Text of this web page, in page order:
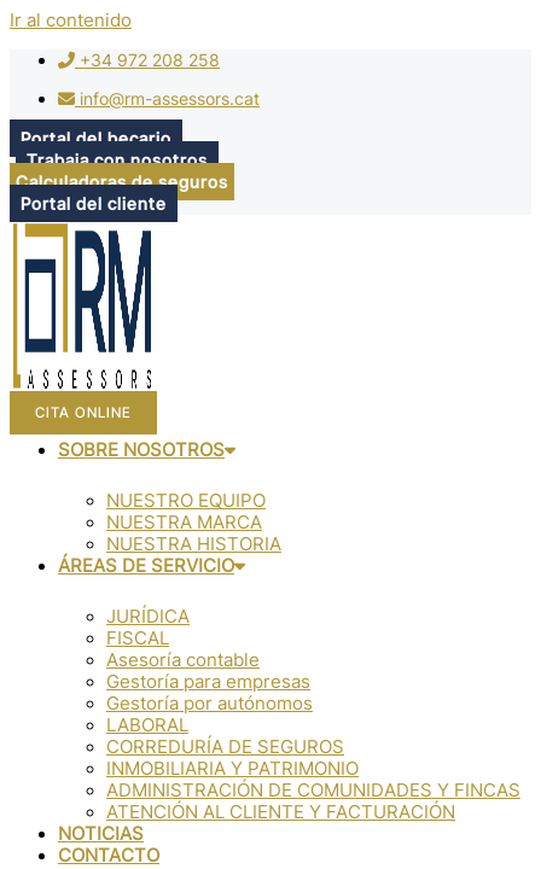
Ir al contenido
+34 972 208 258
info@rm-assessors.cat
Portal del becario
Trabaja con nosotros
Calculadoras de seguros
Portal del cliente
CITA ONLINE
SOBRE NOSOTROS
NUESTRO EQUIPO
NUESTRA MARCA
NUESTRA HISTORIA
ÁREAS DE SERVICIO
JURÍDICA
FISCAL
Asesoría contable
Gestoría para empresas
Gestoría por autónomos
LABORAL
CORREDURÍA DE SEGUROS
INMOBILIARIA Y PATRIMONIO
ADMINISTRACIÓN DE COMUNIDADES Y FINCAS
ATENCIÓN AL CLIENTE Y FACTURACIÓN
NOTICIAS
CONTACTO